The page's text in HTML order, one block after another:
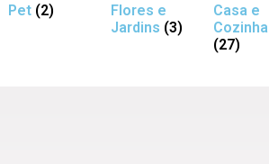
Pet (2)
Flores e
Jardins (3)
Casa e
Cozinha
(27)